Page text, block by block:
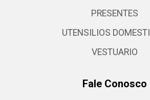
PRESENTES
UTENSILIOS
VESTUARIO
Fale Conosco